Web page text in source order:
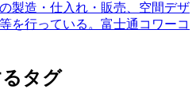
製造・仕入れ・販売、空間デザ
を行っている。富士通コワーコ
タグ